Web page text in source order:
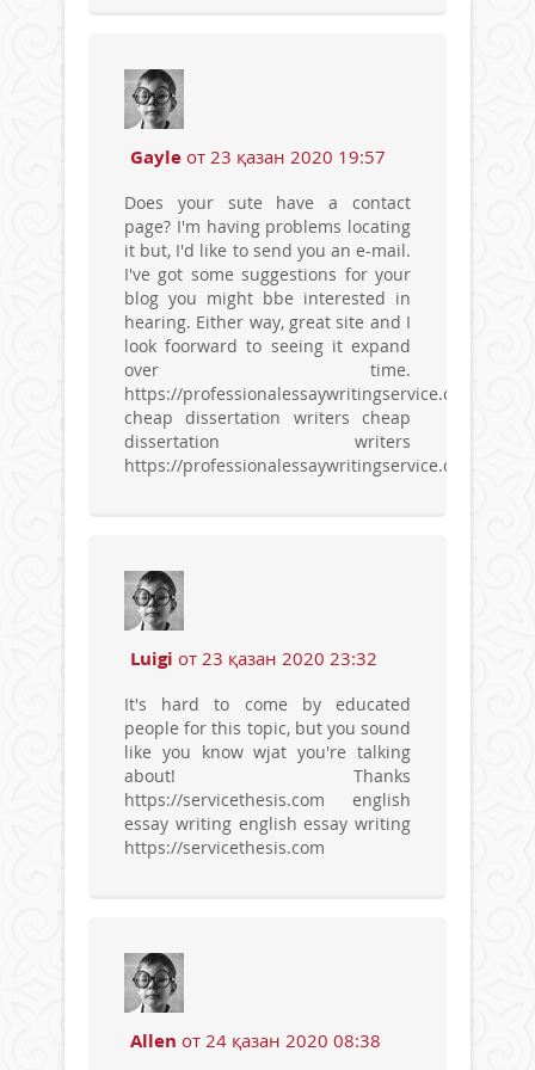
Gayle от 23 қазан 2020 19:57
Does your sute have a contact
page? I'm having problems locating
it but, I'd like to send you an e-mail.
I've got some suggestions for your
blog you might bbe interested in
hearing. Either way, great site and I
look foorward to seeing it expand
over time.
https://professionalessaywritingservice.com
cheap dissertation writers cheap
dissertation writers
https://professionalessaywritingservice.com
Luigi от 23 қазан 2020 23:32
It's hard to come by educated
people for this topic, but you sound
like you know wjat you're talking
about! Thanks
https://servicethesis.com english
essay writing english essay writing
https://servicethesis.com
Allen от 24 қазан 2020 08:38